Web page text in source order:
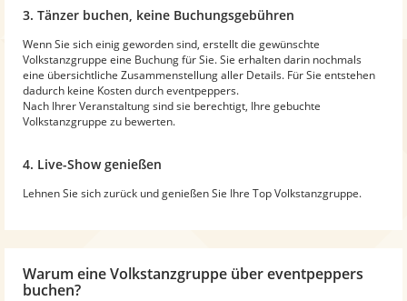
3. Tänzer buchen, keine Buchungsgebühren
Wenn Sie sich einig geworden sind, erstellt die gewünschte
Volkstanzgruppe eine Buchung für Sie. Sie erhalten darin nochmals
eine übersichtliche Zusammenstellung aller Details. Für Sie entstehen
dadurch keine Kosten durch eventpeppers.
Nach Ihrer Veranstaltung sind sie berechtigt, Ihre gebuchte
Volkstanzgruppe zu bewerten.
4. Live-Show genießen
Lehnen Sie sich zurück und genießen Sie Ihre Top Volkstanzgruppe.
Warum eine Volkstanzgruppe über eventpeppers
buchen?